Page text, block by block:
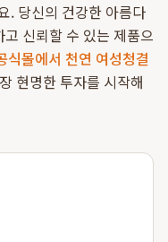
. 당신의 건강한 아름다
신뢰할 수 있는 제품으
식몰에서 천연 여성청결
현명한 투자를 시작해